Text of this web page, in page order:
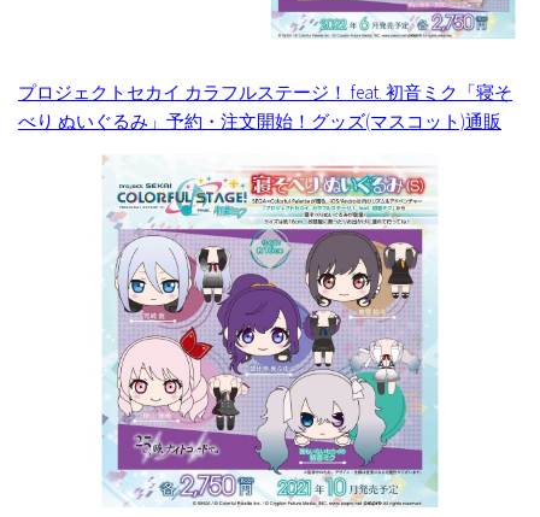
プロジェクトセカイ カラフルステージ！ feat. 初音ミク「寝そ
べり ぬいぐるみ」予約・注文開始！グッズ(マスコット)通販